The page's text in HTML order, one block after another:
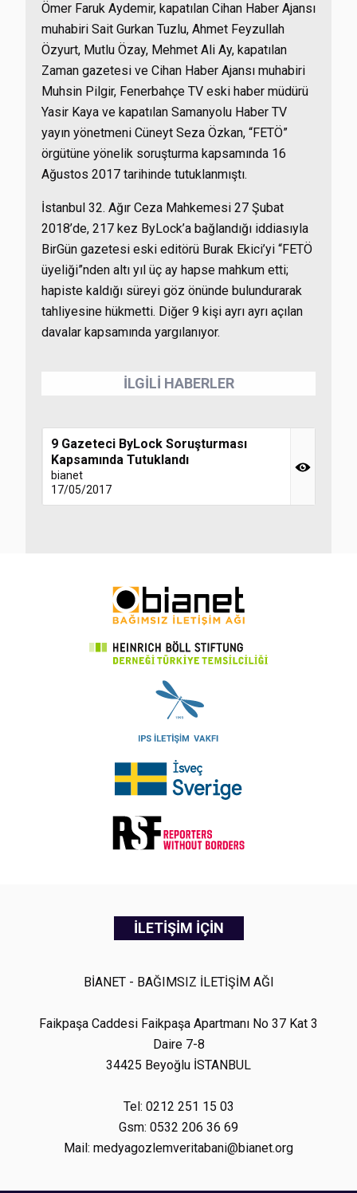
Ömer Faruk Aydemir, kapatılan Cihan Haber Ajansı
muhabiri Sait Gurkan Tuzlu, Ahmet Feyzullah
Özyurt, Mutlu Özay, Mehmet Ali Ay, kapatılan
Zaman gazetesi ve Cihan Haber Ajansı muhabiri
Muhsin Pilgir, Fenerbahçe TV eski haber müdürü
Yasir Kaya ve kapatılan Samanyolu Haber TV
yayın yönetmeni Cüneyt Seza Özkan, “FETÖ”
örgütüne yönelik soruşturma kapsamında 16
Ağustos 2017 tarihinde tutuklanmıştı.
İstanbul 32. Ağır Ceza Mahkemesi 27 Şubat
2018’de, 217 kez ByLock’a bağlandığı iddiasıyla
BirGün gazetesi eski editörü Burak Ekici’yi “FETÖ
üyeliği”nden altı yıl üç ay hapse mahkum etti;
hapiste kaldığı süreyi göz önünde bulundurarak
tahliyesine hükmetti. Diğer 9 kişi ayrı ayrı açılan
davalar kapsamında yargılanıyor.
İLGİLİ HABERLER
9 Gazeteci ByLock Soruşturması
Kapsamında Tutuklandı
bianet
17/05/2017
İLETİŞİM İÇİN
BİANET - BAĞIMSIZ İLETİŞİM AĞI
Faikpaşa Caddesi Faikpaşa Apartmanı No 37 Kat 3
Daire 7-8
34425 Beyoğlu İSTANBUL
Tel: 0212 251 15 03
Gsm: 0532 206 36 69
Mail: medyagozlemveritabani@bianet.org